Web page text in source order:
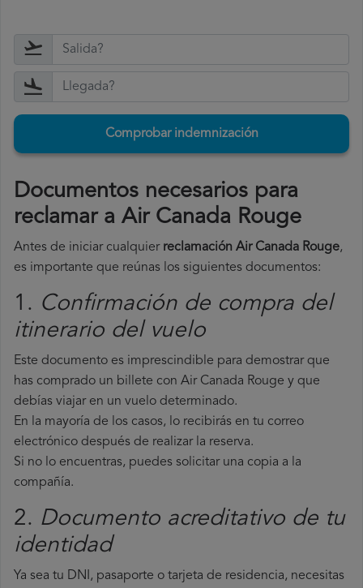
Comprobar indemnización
Documentos necesarios para
reclamar a Air Canada Rouge
Antes de iniciar cualquier reclamación Air Canada Rouge,
es importante que reúnas los siguientes documentos:
1. Confirmación de compra del
itinerario del vuelo
Este documento es imprescindible para demostrar que
has comprado un billete con Air Canada Rouge y que
debías viajar en un vuelo determinado.
En la mayoría de los casos, lo recibirás en tu correo
electrónico después de realizar la reserva.
Si no lo encuentras, puedes solicitar una copia a la
compañía.
2. Documento acreditativo de tu
identidad
Ya sea tu DNI, pasaporte o tarjeta de residencia, necesitas